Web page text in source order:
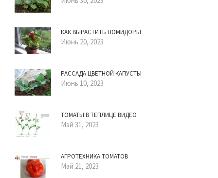
КАК ВЫРАСТИТЬ ПОМИДОРЫ
Июнь 20, 2023
РАССАДА ЦВЕТНОЙ КАПУСТЫ
Июнь 10, 2023
ТОМАТЫ В ТЕПЛИЦЕ ВИДЕО
Май 31, 2023
АГРОТЕХНИКА ТОМАТОВ
Май 21, 2023